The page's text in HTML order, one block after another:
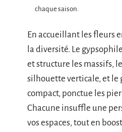
chaque saison.
En accueillant les fleurs
la diversité. Le
et structure les massifs,
silhouette verticale, et le
compact, ponctue les
Chacune insuffle une
vos espaces, tout en